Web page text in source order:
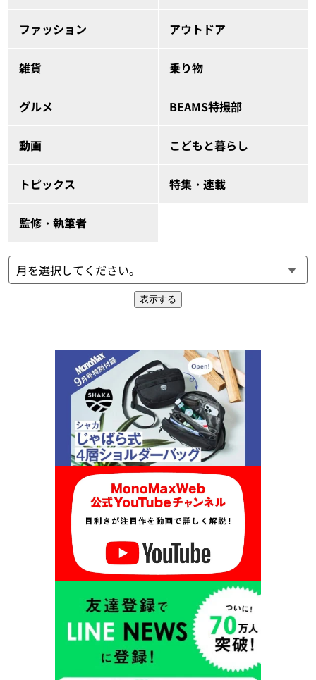
ファッション アウトドア
雑貨 乗り物
グルメ BEAMS特撮部
動画 こどもと暮らし
トピックス 特集・連載
監修・執筆者
表示する